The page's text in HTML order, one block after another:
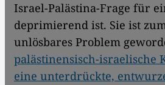
Israel-Palästina-Frage für
deprimierend ist. Sie ist
unlösbares Problem
palästinensisch-
eine unterdrückte,